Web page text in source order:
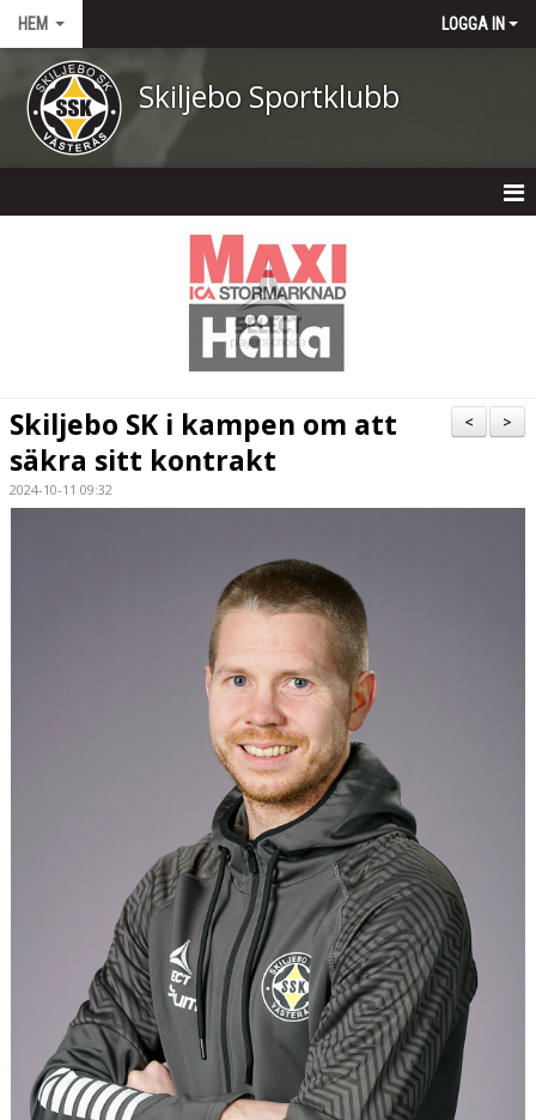
HEM LOGGA IN
Skiljebo Sportklubb
KALENDER
DOKUMENT
>
<
Skiljebo SK i kampen om att
säkra sitt kontrakt
2024-10-11 09:32